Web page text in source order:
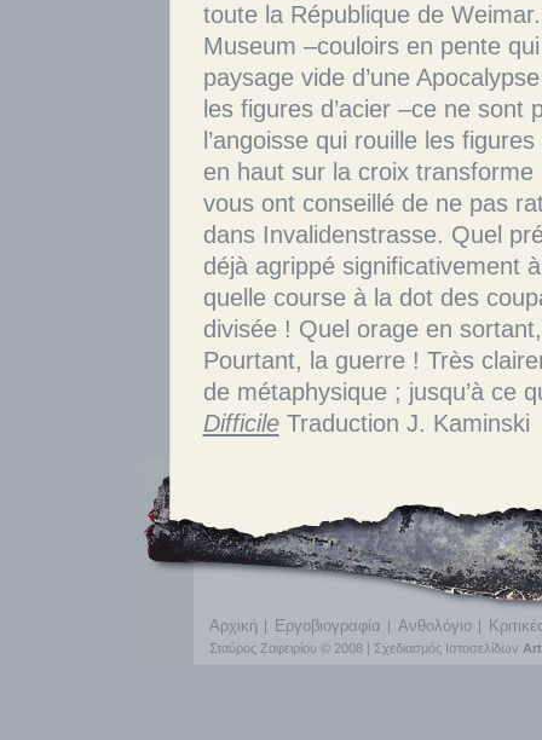
DifficileTraduction J. Kaminski
Αρχική Εργοβιογραφία Ανθολόγιο
Σταύρος Ζαφειρίου © 2008 | Σχεδιασμός Ιστοσελίδων